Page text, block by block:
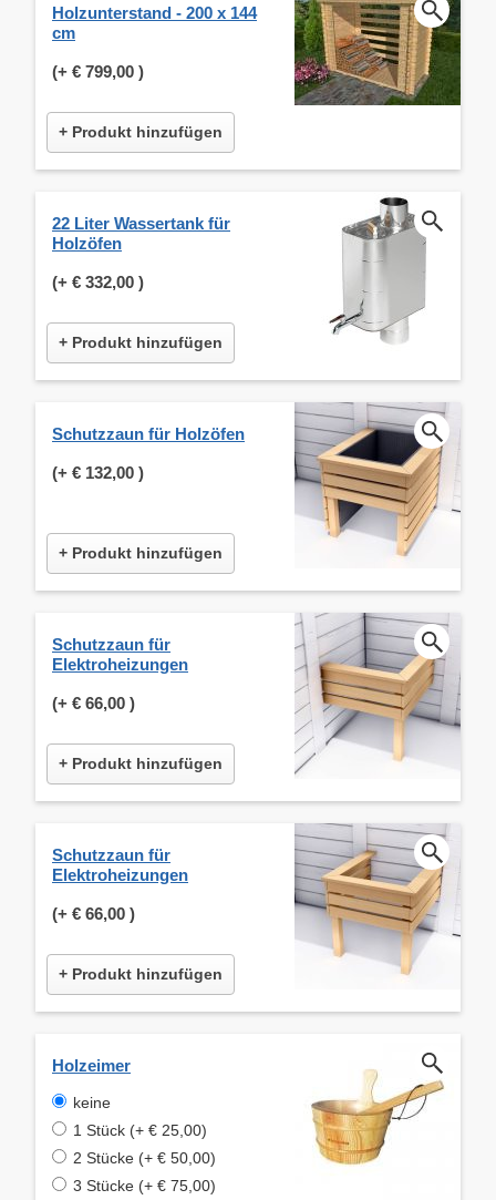
Holzunterstand - 200 x 144
cm
(+ € 799,00 )
+ Produkt hinzufügen
22 Liter Wassertank für
Holzöfen
(+ € 332,00 )
+ Produkt hinzufügen
Schutzzaun für Holzöfen
(+ € 132,00 )
+ Produkt hinzufügen
Schutzzaun für
Elektroheizungen
(+ € 66,00 )
+ Produkt hinzufügen
Schutzzaun für
Elektroheizungen
(+ € 66,00 )
+ Produkt hinzufügen
Holzeimer
keine
1 Stück (+ € 25,00)
2 Stücke (+ € 50,00)
3 Stücke (+ € 75,00)